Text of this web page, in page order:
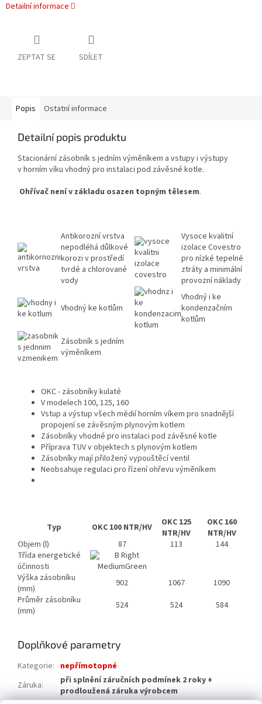
Detailní informace
ZEPTAT SE SDÍLET
Popis Ostatní informace
Detailní popis produktu
Stacionární zásobník s jedním výměníkem a vstupy i výstupy
v horním víku vhodný pro instalaci pod závěsné kotle.
Ohřívač není v základu osazen topným tělesem.
Antikorozní vrstva
nepodléhá důlkové
korozi v prostředí
tvrdé a chlorované
vody
Vysoce kvalitní
izolace Covestro
pro nízké tepelné
ztráty a minimální
provozní náklady
Vhodný ke kotlům
Vhodný i ke
kondenzačním
kotlům
Zásobník s jedním
výměníkem
OKC - zásobníky kulaté
V modelech 100, 125, 160
Vstup a výstup všech médií horním víkem pro snadnější
propojení se závěsným plynovým kotlem
Zásobníky vhodné pro instalaci pod závěsné kotle
Příprava TUV v objektech s plynovým kotlem
Zásobníky mají přiložený vypouštěcí ventil
Neobsahuje regulaci pro řízení ohřevu výměníkem
Typ OKC 100 NTR/HV
OKC 125
NTR/HV
OKC 160
NTR/HV
Objem (l)
87 113
144
Třída energetické
účinnosti
Výška zásobníku
(mm)
902 1067
1090
Průměr zásobníku
(mm)
524 524 584
Doplňkové parametry
Kategorie: nepřímotopné
Záruka:
při splnění záručních podmínek 2 roky +
prodloužená záruka výrobcem